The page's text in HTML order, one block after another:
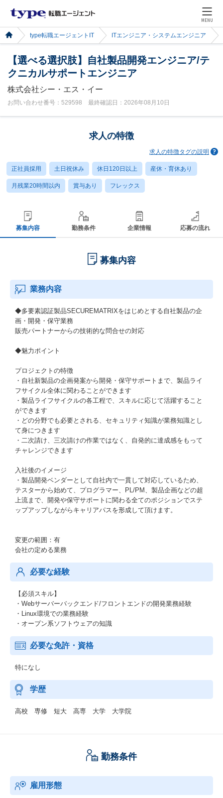
MENU
type転職エージェントIT ITエンジニア・システムエンジニア
【選べる選択肢】自社製品開発エンジニア/テ
クニカルサポートエンジニア
株式会社シー・エス・イー
お問い合わせ番号：529598 最終確認日：2026年08月10日
求人の特徴
求人の特徴タグの説明
正社員採用 土日祝休み 休日120日以上 産休・育休あり
月残業20時間以内 賞与あり フレックス
募集内容 勤務条件 企業情報 応募の流れ
募集内容
業務内容
◆多要素認証製品SECUREMATRIXをはじめとする自社製品の企
画・開発・保守業務
販売パートナーからの技術的な問合せの対応
◆魅力ポイント
プロジェクトの特徴
・自社新製品の企画発案から開発・保守サポートまで、製品ライ
フサイクル全体に関わることができます
・製品ライフサイクルの各工程で、スキルに応じて活躍すること
ができます
・どの分野でも必要とされる、セキュリティ知識が業務知識とし
て身につきます
・二次請け、三次請けの作業ではなく、自発的に達成感をもって
チャレンジできます
入社後のイメージ
・製品開発ベンダーとして自社内で一貫して対応しているため、
テスターから始めて、プログラマー、PL/PM、製品企画などの超
上流まで、開発や保守サポートに関わる全てのポジションでステ
ップアップしながらキャリアパスを形成して頂けます。
変更の範囲：有
会社の定める業務
必要な経験
【必須スキル】
・Webサーバーバックエンド/フロントエンドの開発業務経験
・Linux環境での業務経験
・オープン系ソフトウェアの知識
必要な免許・資格
特になし
学歴
高校 専修 短大 高専 大学 大学院
勤務条件
雇用形態